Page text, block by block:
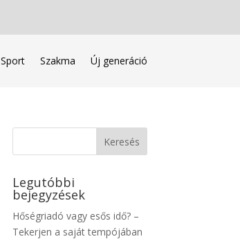
Sport Szakma Új generáció
Legutóbbi
bejegyzések
Hőségriadó vagy esős idő? –
Tekerjen a saját tempójában